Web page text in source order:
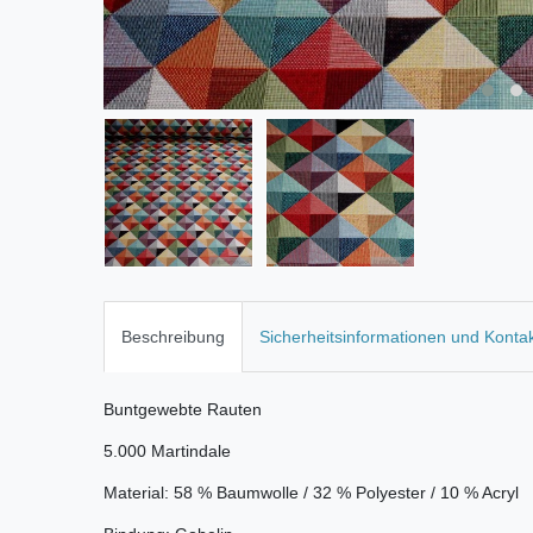
Beschreibung Sicherheitsinformationen und
Buntgewebte Rauten
5.000 Martindale
Material: 58 % Baumwolle / 32 % Polyester / 10 % Acryl